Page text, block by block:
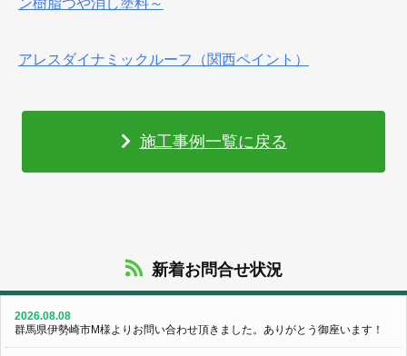
ン樹脂つや消し塗料～
アレスダイナミックルーフ（関西ペイント）
施工事例一覧に戻る
新着お問合せ状況
2026.08.08
群馬県伊勢崎市M様よりお問い合わせ頂きました。ありがとう御座います！